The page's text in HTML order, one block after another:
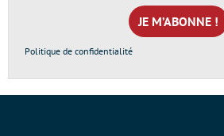
mail
*
Politique de confidentialité